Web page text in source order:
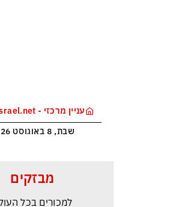
עניין מרכזי - news-israel.net
שבת, 8 באוגוסט 2026
מבזקים
הקולומביאני ייקר את
למכורים בכל